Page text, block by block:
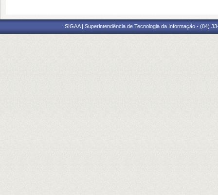
SIGAA | Superintendência de Tecnologia da Informação - (84)